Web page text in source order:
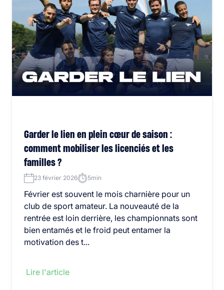
Garder le lien en plein cœur de saison :
comment mobiliser les licenciés et les
familles ?
23 février 2026 5min
Février est souvent le mois charnière pour un
club de sport amateur. La nouveauté de la
rentrée est loin derrière, les championnats sont
bien entamés et le froid peut entamer la
motivation des t...
Lire l'article